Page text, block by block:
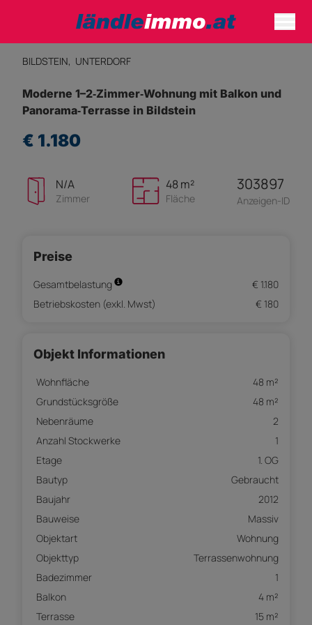
BILDSTEIN, UNTERDORF
Moderne 1–2‑Zimmer‑Wohnung mit Balkon und
Panorama‑Terrasse in Bildstein
€ 1.180
N/A
Zimmer
48 m²
Fläche
303897
Anzeigen-ID
Preise
Gesamtbelastung
€ 1.180
Betriebskosten (exkl. Mwst)
€ 180
Objekt Informationen
Wohnfläche
48 m²
Grundstücksgröße
48 m²
Nebenräume
2
Anzahl Stockwerke
1
Etage
1. OG
Bautyp
Gebraucht
Baujahr
2012
Bauweise
Massiv
Objektart
Wohnung
Objekttyp
Terrassenwohnung
Badezimmer
1
Balkon
4 m²
Terrasse
15 m²